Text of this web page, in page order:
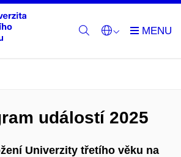
událostí 2025
Univerzity třetího věku na